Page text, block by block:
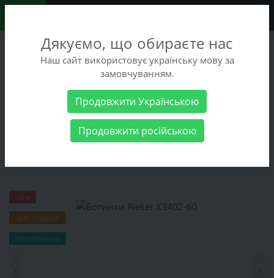
+38 (068) 486-90-09
+38 (093) 486-90-09
Женские товары Женская обувь Ботинки
ХИТ ПРОДАЖ
ПОПУЛЯРНЫЙ
Дякуємо, що обираєте нас
Наш сайт використовує українську мову за
замовчуванням.
Продовжити Українською
Продовжити російською